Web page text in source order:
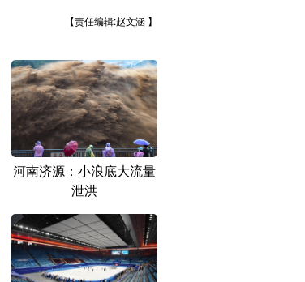
【责任编辑:赵文涵 】
河南济源：小浪底大流量
泄洪